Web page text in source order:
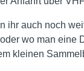
ihr auch noch
wo man eine
kleinen